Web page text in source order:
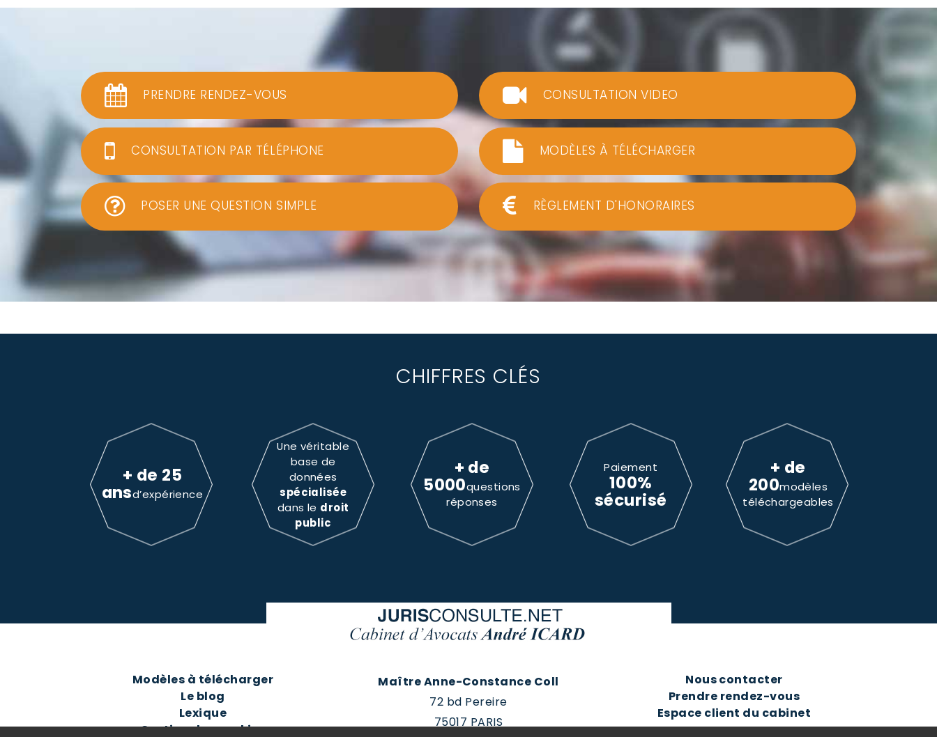
PRENDRE RENDEZ-VOUS
CONSULTATION PAR TÉLÉPHONE
POSER UNE QUESTION SIMPLE
CONSULTATION VIDEO
MODÈLES À TÉLÉCHARGER
RÈGLEMENT D'HONORAIRES
CHIFFRES CLÉS
+ de 25
ansd’expérience
Une véritable
base de
données
spécialisée
dans le droit
public
+ de
5000questions
réponses
Paiement
100%
sécurisé
+ de
200modèles
téléchargeables
Modèles à télécharger
Le blog
Lexique
Gestion des cookies
Maître Anne-Constance Coll
72 bd Pereire
75017 PARIS
Nous contacter
Prendre rendez-vous
Espace client du cabinet